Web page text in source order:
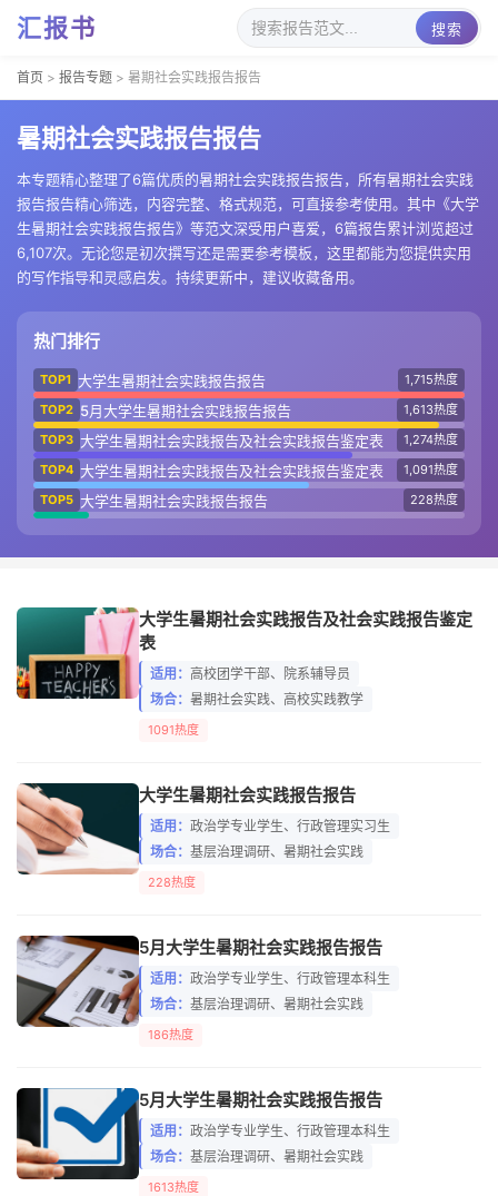
汇报书 搜索
首页 > 报告专题 > 暑期社会实践报告报告
暑期社会实践报告报告
本专题精心整理了6篇优质的暑期社会实践报告报告，所有暑期社会实践
报告报告精心筛选，内容完整、格式规范，可直接参考使用。其中《大学
生暑期社会实践报告报告》等范文深受用户喜爱，6篇报告累计浏览超过
6,107次。无论您是初次撰写还是需要参考模板，这里都能为您提供实用
的写作指导和灵感启发。持续更新中，建议收藏备用。
热门排行
TOP1 大学生暑期社会实践报告报告
1,715热度
TOP2 5月大学生暑期社会实践报告报告
1,613热度
TOP3 大学生暑期社会实践报告及社会实践报告鉴定表
1,274热度
TOP4 大学生暑期社会实践报告及社会实践报告鉴定表
1,091热度
TOP5 大学生暑期社会实践报告报告 228热度
大学生暑期社会实践报告及社会实践报告鉴定
表
适用： 高校团学干部、院系辅导员
场合： 暑期社会实践、高校实践教学
1091热度
大学生暑期社会实践报告报告
适用： 政治学专业学生、行政管理实习生
场合： 基层治理调研、暑期社会实践
228热度
5月大学生暑期社会实践报告报告
适用： 政治学专业学生、行政管理本科生
场合： 基层治理调研、暑期社会实践
186热度
5月大学生暑期社会实践报告报告
适用： 政治学专业学生、行政管理本科生
场合： 基层治理调研、暑期社会实践
1613热度